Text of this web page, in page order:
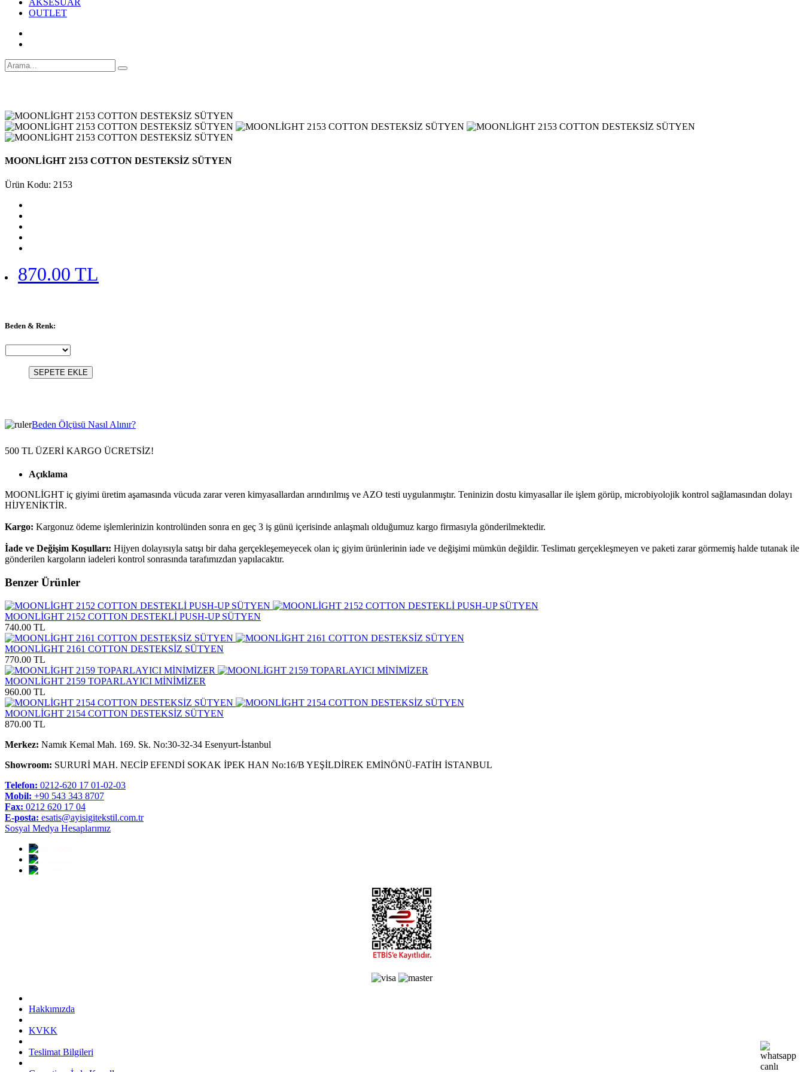
AKSESUAR
OUTLET
MOONLİGHT 2153 COTTON DESTEKSİZ SÜTYEN
Ürün Kodu: 2153
870.00 TL
Beden & Renk:
SEPETE EKLE
Beden Ölçüsü Nasıl Alınır?
500 TL ÜZERİ KARGO ÜCRETSİZ!
Açıklama
MOONLİGHT iç giyimi üretim aşamasında vücuda zarar veren kimyasallardan arındırılmış ve AZO testi uygulanmıştır. Teninizin dostu kimyasallar ile işlem görüp, microbiyolojik kontrol sağlamasından dolayı
HİJYENİKTİR.
Kargo: Kargonuz ödeme işlemlerinizin kontrolünden sonra en geç 3 iş günü içerisinde anlaşmalı olduğumuz kargo firmasıyla gönderilmektedir.
İade ve Değişim Koşulları: Hijyen dolayısıyla satışı bir daha gerçekleşemeyecek olan iç giyim ürünlerinin iade ve değişimi mümkün değildir. Teslimatı gerçekleşmeyen ve paketi zarar görmemiş halde tutanak ile
gönderilen kargoların iadeleri kontrol sonrasında tarafımızdan yapılacaktır.
Benzer Ürünler
MOONLİGHT 2152 COTTON DESTEKLİ PUSH-UP SÜTYEN
740.00 TL
MOONLİGHT 2161 COTTON DESTEKSİZ SÜTYEN
770.00 TL
MOONLİGHT 2159 TOPARLAYICI MİNİMİZER
960.00 TL
MOONLİGHT 2154 COTTON DESTEKSİZ SÜTYEN
870.00 TL
Merkez: Namık Kemal Mah. 169. Sk. No:30-32-34 Esenyurt-İstanbul
Showroom: SURURİ MAH. NECİP EFENDİ SOKAK İPEK HAN No:16/B YEŞİLDİREK EMİNÖNÜ-FATİH İSTANBUL
Telefon: 0212-620 17 01-02-03
Mobil: +90 543 343 8707
Fax: 0212 620 17 04
E-posta: esatis@ayisigitekstil.com.tr
Sosyal Medya Hesaplarımız
Hakkımızda
KVKK
Teslimat Bilgileri